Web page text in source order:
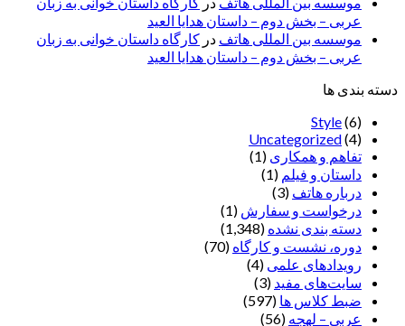
عربی – بخش دوم – داستان هدایا العید
موسسه بین المللی هاتف در کارگاه داستان خوانی به زبان
عربی – بخش دوم – داستان هدایا العید
دسته بندی ها
Style(6)
Uncategorized(4)
تفاهم و همکاری (1)
داستان و فیلم (1)
درباره هاتف (3)
درخواست و سفارش (1)
دسته بندی نشده (1,348)
دوره، نشست و کارگاه (70)
رویدادهای علمی (4)
سایت‌های مفید (3)
ضبط کلاس ها (597)
عربی – لهجه (56)